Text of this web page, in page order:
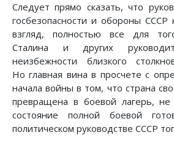
Следует прямо сказать, что
госбезопасности и обороны
взгляд, полностью все для
Сталина и других
неизбежности близкого
Но главная вина в просчете с
начала войны в том, что страна
превращена в боевой лагерь,
состояние полной боевой
политическом руководстве СССР